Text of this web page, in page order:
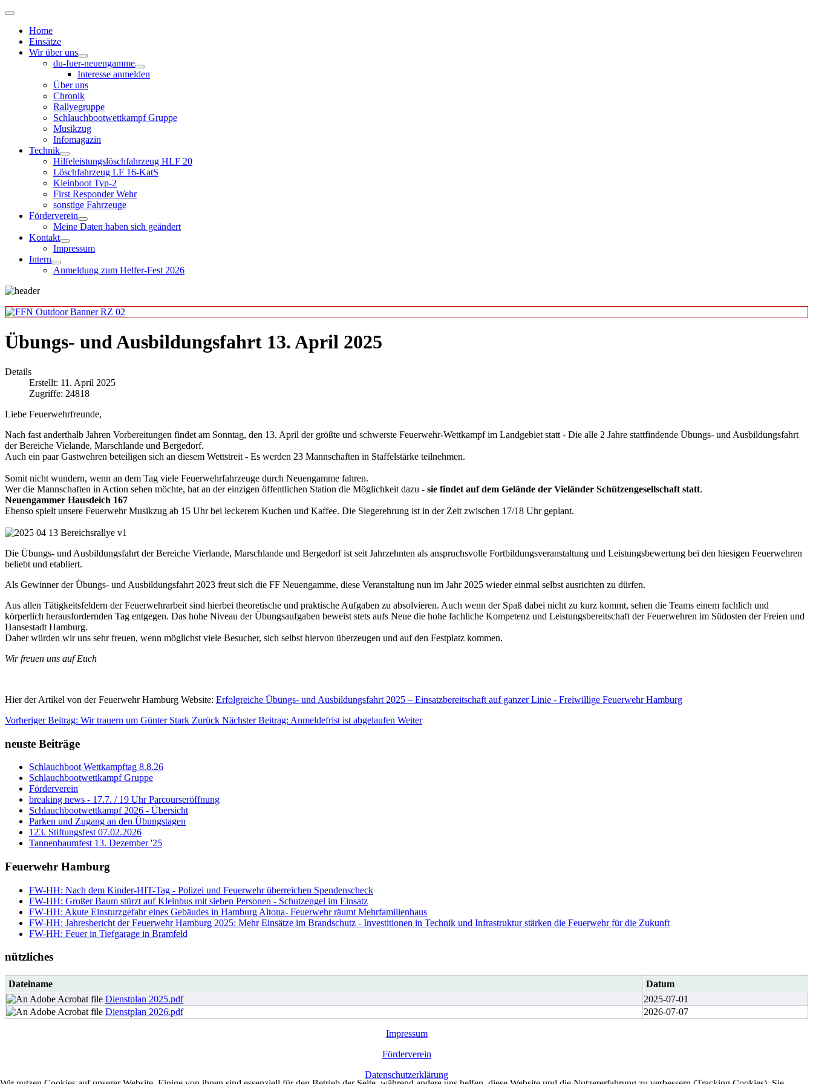
Home
Einsätze
Wir über uns
du-fuer-neuengamme
Interesse anmelden
Über uns
Chronik
Rallyegruppe
Schlauchbootwettkampf Gruppe
Musikzug
Infomagazin
Technik
Hilfeleistungslöschfahrzeug HLF 20
Löschfahrzeug LF 16-KatS
Kleinboot Typ-2
First Responder Wehr
sonstige Fahrzeuge
Förderverein
Meine Daten haben sich geändert
Kontakt
Impressum
Intern
Anmeldung zum Helfer-Fest 2026
Übungs- und Ausbildungsfahrt 13. April 2025
Details
Erstellt: 11. April 2025
Zugriffe: 24818
Liebe Feuerwehrfreunde,
Nach fast anderthalb Jahren Vorbereitungen findet am Sonntag, den 13. April der größte und schwerste Feuerwehr-Wettkampf im Landgebiet statt - Die alle 2 Jahre stattfindende Übungs- und Ausbildungsfahrt
der Bereiche Vielande, Marschlande und Bergedorf.
Auch ein paar Gastwehren beteiligen sich an diesem Wettstreit - Es werden 23 Mannschaften in Staffelstärke teilnehmen.
Somit nicht wundern, wenn an dem Tag viele Feuerwehrfahrzeuge durch Neuengamme fahren.
Wer die Mannschaften in Action sehen möchte, hat an der einzigen öffentlichen Station die Möglichkeit dazu - sie findet auf dem Gelände der Vieländer Schützengesellschaft statt.
Neuengammer Hausdeich 167
Ebenso spielt unsere Feuerwehr Musikzug ab 15 Uhr bei leckerem Kuchen und Kaffee. Die Siegerehrung ist in der Zeit zwischen 17/18 Uhr geplant.
Die Übungs- und Ausbildungsfahrt der Bereiche Vierlande, Marschlande und Bergedorf ist seit Jahrzehnten als anspruchsvolle Fortbildungsveranstaltung und Leistungsbewertung bei den hiesigen Feuerwehren
beliebt und etabliert.
Als Gewinner der Übungs- und Ausbildungsfahrt 2023 freut sich die FF Neuengamme, diese Veranstaltung nun im Jahr 2025 wieder einmal selbst ausrichten zu dürfen.
Aus allen Tätigkeitsfeldern der Feuerwehrarbeit sind hierbei theoretische und praktische Aufgaben zu absolvieren. Auch wenn der Spaß dabei nicht zu kurz kommt, sehen die Teams einem fachlich und
körperlich herausfordernden Tag entgegen. Das hohe Niveau der Übungsaufgaben beweist stets aufs Neue die hohe fachliche Kompetenz und Leistungsbereitschaft der Feuerwehren im Südosten der Freien und
Hansestadt Hamburg.
Daher würden wir uns sehr freuen, wenn möglichst viele Besucher, sich selbst hiervon überzeugen und auf den Festplatz kommen.
Wir freuen uns auf Euch
Hier der Artikel von der Feuerwehr Hamburg Website: Erfolgreiche Übungs- und Ausbildungsfahrt 2025 – Einsatzbereitschaft auf ganzer Linie - Freiwillige Feuerwehr Hamburg
Vorheriger Beitrag: Wir trauern um Günter Stark Zurück Nächster Beitrag: Anmeldefrist ist abgelaufen Weiter
neuste Beiträge
Schlauchboot Wettkampftag 8.8.26
Schlauchbootwettkampf Gruppe
Förderverein
breaking news - 17.7. / 19 Uhr Parcourseröffnung
Schlauchbootwettkampf 2026 - Übersicht
Parken und Zugang an den Übungstagen
123. Stiftungsfest 07.02.2026
Tannenbaumfest 13. Dezember '25
Feuerwehr Hamburg
FW-HH: Nach dem Kinder-HIT-Tag - Polizei und Feuerwehr überreichen Spendenscheck
FW-HH: Großer Baum stürzt auf Kleinbus mit sieben Personen - Schutzengel im Einsatz
FW-HH: Akute Einsturzgefahr eines Gebäudes in Hamburg Altona- Feuerwehr räumt Mehrfamilienhaus
FW-HH: Jahresbericht der Feuerwehr Hamburg 2025: Mehr Einsätze im Brandschutz - Investitionen in Technik und Infrastruktur stärken die Feuerwehr für die Zukunft
FW-HH: Feuer in Tiefgarage in Bramfeld
nützliches
Dateiname
Datum
Dienstplan 2025.pdf
2025-07-01
Dienstplan 2026.pdf
2026-07-07
Impressum
Förderverein
Datenschutzerklärung